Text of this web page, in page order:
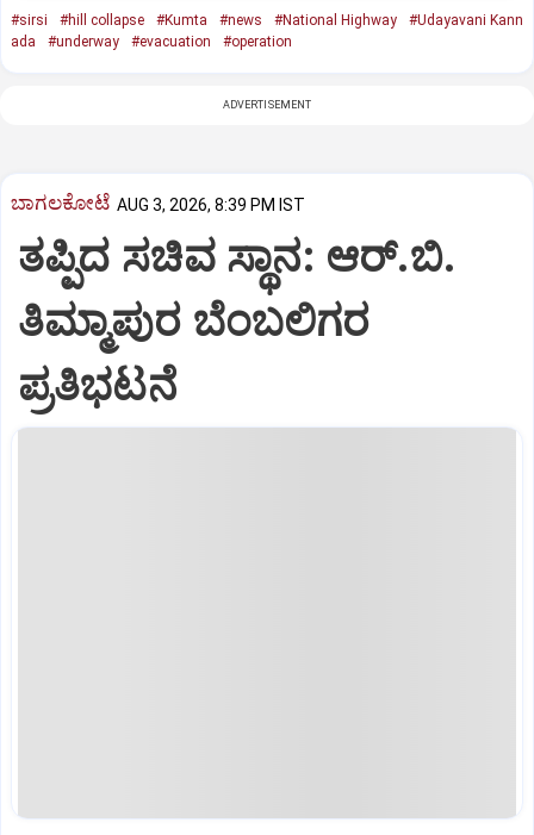
#sirsi #hill collapse #Kumta #news #National Highway
#Udayavani Kann
ada
#underway #evacuation #operation
ADVERTISEMENT
ಬಾಗಲಕೋಟೆ AUG 3, 2026, 8:39 PM IST
ತಪ್ಪಿದ ಸಚಿವ ಸ್ಥಾನ: ಆರ್.ಬಿ.
ತಿಮ್ಮಾಪುರ ಬೆಂಬಲಿಗರ
ಪ್ರತಿಭಟನೆ